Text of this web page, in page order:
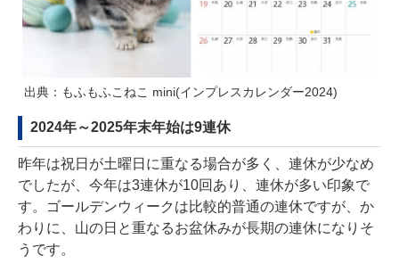
出典：もふもふこねこ mini(インプレスカレンダー2024)
2024年～2025年末年始は9連休
昨年は祝日が土曜日に重なる場合が多く、連休が少なめ
でしたが、今年は3連休が10回あり、連休が多い印象で
す。ゴールデンウィークは比較的普通の連休ですが、か
わりに、山の日と重なるお盆休みが長期の連休になりそ
うです。